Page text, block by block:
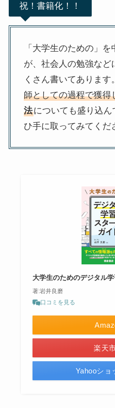
祝！書籍化！！
「大学生のための」
が、社会人の勉強など
くさん書いてあります。
師としての過程で獲得
法についても盛り込
ひ手に取ってみてくだ
大学生のためのデジタル
著:岩井良磨
口コミを見る
楽天
Yahooショ